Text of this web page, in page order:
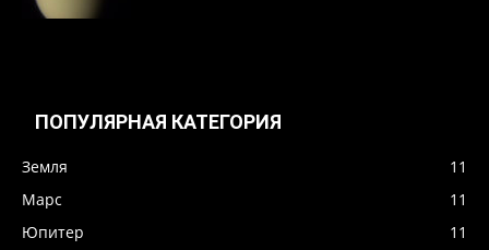
ПОПУЛЯРНАЯ КАТЕГОРИЯ
Земля
11
Марс
11
Юпитер
11